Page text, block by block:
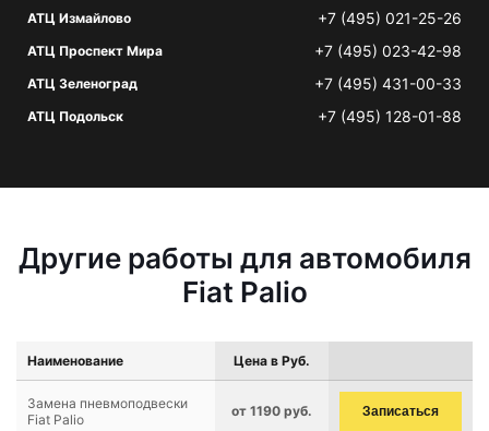
АТЦ Измайлово +7 (495) 021-25-26
АТЦ Проспект Мира +7 (495) 023-42-98
АТЦ Зеленоград +7 (495) 431-00-33
АТЦ Подольск +7 (495) 128-01-88
Другие работы для автомобиля
Fiat Palio
Наименование Цена в Руб.
Замена пневмоподвески
Fiat Palio
от 1190 руб. Записаться